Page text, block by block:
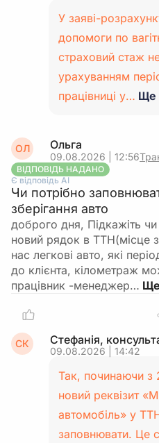
У заяві-
допомоги по
страховий стаж
урахуванням
працівниці у… Ще
ОЛ Ольга
09.08.2026 | 12:56
ВІДПОВІДЬ НАДАНО
Є відповідь АІ
Чи потрібно
зберігання авто
доброго дня, Підкажіть
новий рядок в ТТН(місце
нас легкові авто, які
до клієнта, кілометраж
працівник -менеджер…
СК Стефанія,
09.08.2026 | 14:42
Так, починаючи з
новий реквізит
автомобіль» у
заповнювати. Це